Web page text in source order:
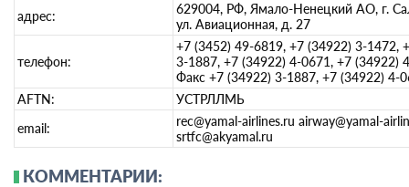
адрес:
629004, РФ, Ямало-Ненецкий АО, г.
ул. Авиационная, д. 27
телефон:
+7 (3452) 49-6819, +7 (34922) 3-1472,
3-1887, +7 (34922) 4-0671, +7 (34922)
Факс +7 (34922) 3-1887, +7 (34922) 4-
AFTN:
УСТРЛЛМЬ
email:
rec@yamal-airlines.ru airway@yamal-
srtfc@akyamal.ru
КОММЕНТАРИИ: